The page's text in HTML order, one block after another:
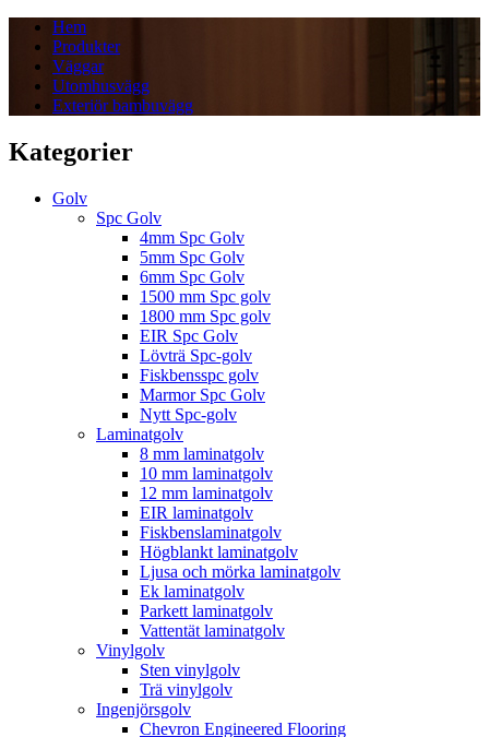
Hem
Produkter
Väggar
Utomhusvägg
Exteriör bambuvägg
Kategorier
Golv
Spc Golv
4mm Spc Golv
5mm Spc Golv
6mm Spc Golv
1500 mm Spc golv
1800 mm Spc golv
EIR Spc Golv
Lövträ Spc-golv
Fiskbensspc golv
Marmor Spc Golv
Nytt Spc-golv
Laminatgolv
8 mm laminatgolv
10 mm laminatgolv
12 mm laminatgolv
EIR laminatgolv
Fiskbenslaminatgolv
Högblankt laminatgolv
Ljusa och mörka laminatgolv
Ek laminatgolv
Parkett laminatgolv
Vattentät laminatgolv
Vinylgolv
Sten vinylgolv
Trä vinylgolv
Ingenjörsgolv
Chevron Engineered Flooring